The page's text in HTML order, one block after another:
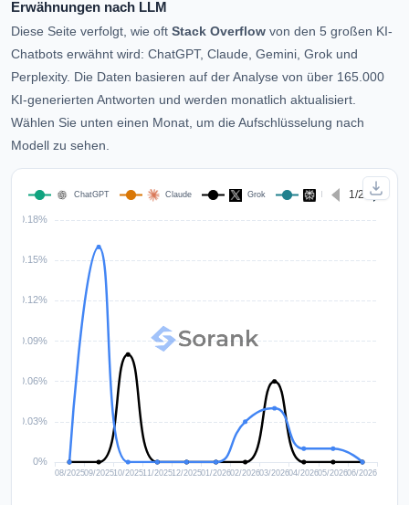
Erwähnungen nach LLM
Diese Seite verfolgt, wie oft Stack Overflow von den 5 großen KI-
Chatbots erwähnt wird: ChatGPT, Claude, Gemini, Grok und
Perplexity. Die Daten basieren auf der Analyse von über 165.000
KI-generierten Antworten und werden monatlich aktualisiert.
Wählen Sie unten einen Monat, um die Aufschlüsselung nach
Modell zu sehen.